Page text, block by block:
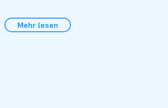
Hüpfburg mit Rutsche bei JB Hüpfburg zu
Mehr lesen